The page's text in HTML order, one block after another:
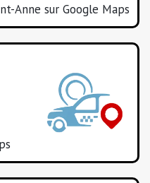
Anne sur Google Maps